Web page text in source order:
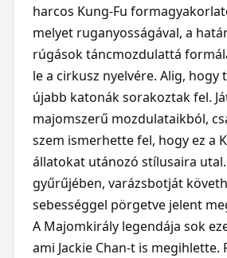
harcos Kung-Fu
melyet ruganyosságával, a
rúgások táncmozdulattá
le a cirkusz nyelvére. Alig, hogy
újabb katonák sorakoztak fel.
majomszerű mozdulataikból,
szem ismerhette fel, hogy ez a
állatokat utánozó stílusaira
gyűrűjében, varázsbotját
sebességgel pörgetve jelent
A Majomkirály legendája sok
ami Jackie Chan-t is megihlette.